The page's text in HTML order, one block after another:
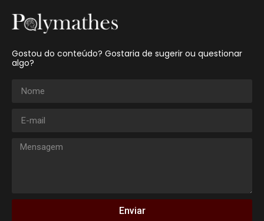
Gostou do conteúdo? Gostaria de sugerir ou questionar
algo?
Enviar